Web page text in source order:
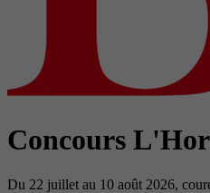
Concours
Du 22 juillet au 10 août 2026,